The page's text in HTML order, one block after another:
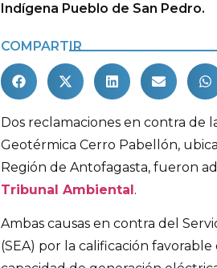
Indígena Pueblo de San Pedro.
COMPARTIR
Dos reclamaciones en contra de
Geotérmica Cerro Pabellón,
Región de Antofagasta, fueron
Tribunal Ambiental.
Ambas causas en contra del
(SEA) por la calificación